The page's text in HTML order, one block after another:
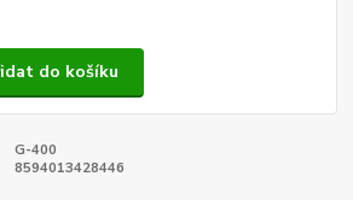
do košíku
G-400
8594013428446